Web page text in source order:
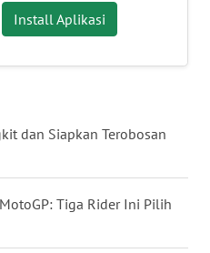
Install Aplikasi
dan Siapkan Terobosan
Tiga Rider Ini Pilih